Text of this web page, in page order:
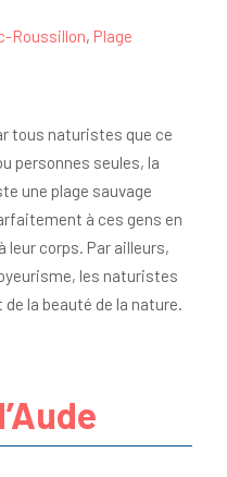
Roussillon, Plage
tous naturistes que ce
personnes seules, la
une plage sauvage
à ces gens en
leur corps. Par ailleurs,
les naturistes
la beauté de la nature.